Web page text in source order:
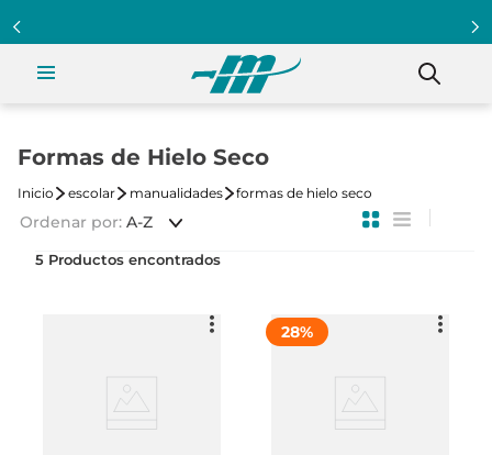
Formas de Hielo Seco
escolar manualidades formas de hielo seco
Ordenar por A-Z
5
28%